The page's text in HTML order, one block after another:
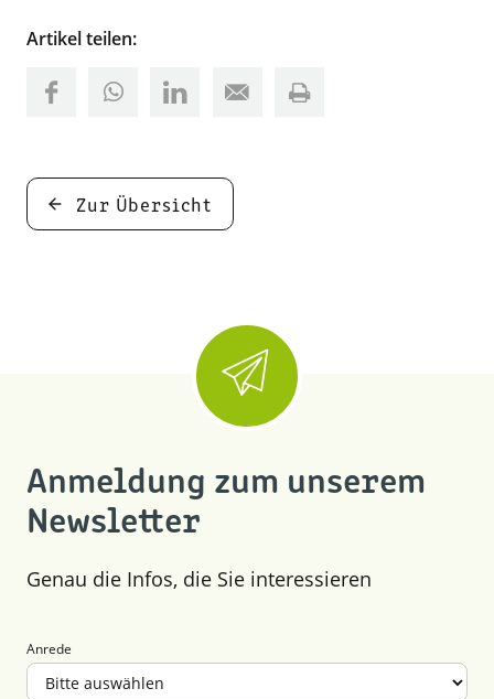
Artikel teilen:
Zur Übersicht
Anmeldung zum unserem
Newsletter
Genau die Infos, die Sie interessieren
Anrede